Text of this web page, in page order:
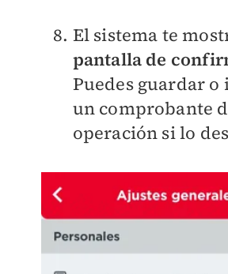
El sistema te
pantalla de
Puedes guardar
un comprobante
operación si lo